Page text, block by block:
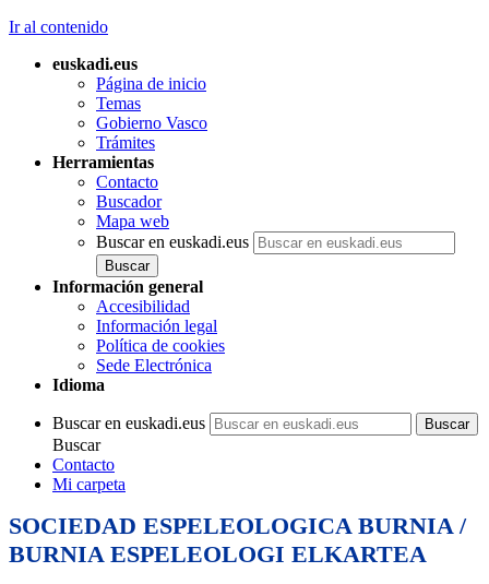
Ir al contenido
euskadi.eus
Página de inicio
Temas
Gobierno Vasco
Trámites
Herramientas
Contacto
Buscador
Mapa web
Buscar en euskadi.eus
Información general
Accesibilidad
Información legal
Política de cookies
Sede Electrónica
Idioma
Buscar en euskadi.eus
Buscar
Contacto
Mi carpeta
SOCIEDAD ESPELEOLOGICA BURNIA /
BURNIA ESPELEOLOGI ELKARTEA